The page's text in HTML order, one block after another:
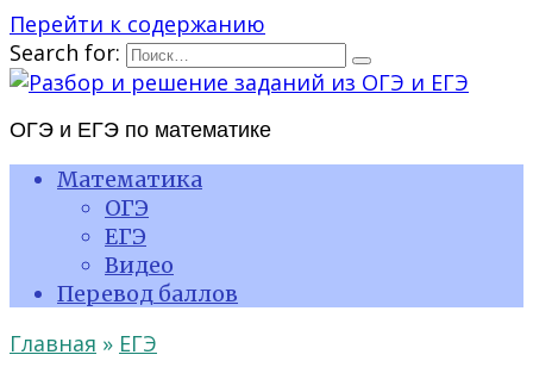
Перейти к содержанию
Search for:
ОГЭ и ЕГЭ по математике
Математика
ОГЭ
ЕГЭ
Видео
Перевод баллов
Главная » ЕГЭ